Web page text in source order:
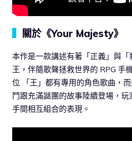
關於《Your Majesty》
本作是一款講述有著「正義」與
王，伴隨歌聲拯救世界的 RPG 手
位 「王」都有專用的角色歌曲，
鬥跟充滿謎團的故事陸續登場，
手間相互組合的表現。